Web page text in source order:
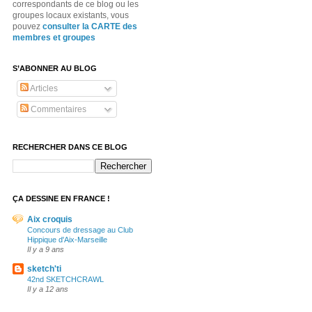
correspondants de ce blog ou les
groupes locaux existants, vous
pouvez consulter la CARTE des
membres et groupes
S’ABONNER AU BLOG
Articles
Commentaires
RECHERCHER DANS CE BLOG
ÇA DESSINE EN FRANCE !
Aix croquis
Concours de dressage au Club
Hippique d'Aix-Marseille
Il y a 9 ans
sketch'ti
42nd SKETCHCRAWL
Il y a 12 ans